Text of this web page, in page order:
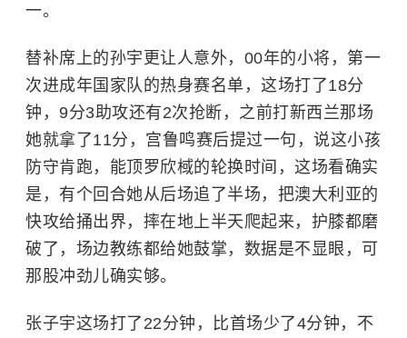
一。
替补席上的孙宇更让人意外，00年的小将，第一
次进成年国家队的热身赛名单，这场打了18分
钟，9分3助攻还有2次抢断，之前打新西兰那场
她就拿了11分，宫鲁鸣赛后提过一句，说这小孩
防守肯跑，能顶罗欣棫的轮换时间，这场看确实
是，有个回合她从后场追了半场，把澳大利亚的
快攻给捅出界，摔在地上半天爬起来，护膝都磨
破了，场边教练都给她鼓掌，数据是不显眼，可
那股冲劲儿确实够。
张子宇这场打了22分钟，比首场少了4分钟，不